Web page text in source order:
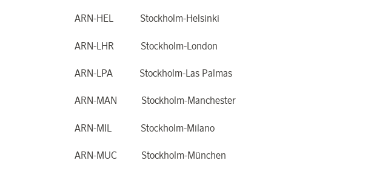
ARN-HEL Stockholm-Helsinki
ARN-LHR Stockholm-London
ARN-LPA Stockholm-Las Palmas
ARN-MAN Stockholm-Manchester
ARN-MIL Stockholm-Milano
ARN-MUC Stockholm-München